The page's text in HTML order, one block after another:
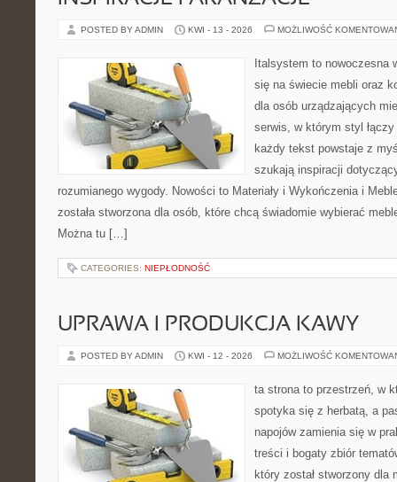
POSTED BY ADMIN KWI - 13 - 2026 MOŻLIWOŚĆ
Italsystem to nowoczesna
się na świecie mebli oraz
dla osób urządzających
serwis, w którym styl
każdy tekst powstaje z
szukają inspiracji
rozumianego wygody. Nowości to Materiały i Wykończenia i
została stworzona dla osób, które chcą świadomie wybierać
Można tu […]
CATEGORIES: NIEPŁODNOŚĆ
UPRAWA I PRODUKCJA KAWY
POSTED BY ADMIN KWI - 12 - 2026 MOŻLIWOŚĆ
ta strona to przestrzeń, w
spotyka się z herbatą, a
napojów zamienia się w
treści i bogaty zbiór
który został stworzony dla